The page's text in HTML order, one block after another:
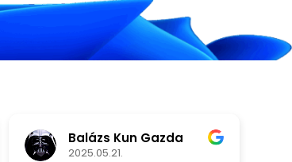
Balázs Kun Gazda
2025.05.21.